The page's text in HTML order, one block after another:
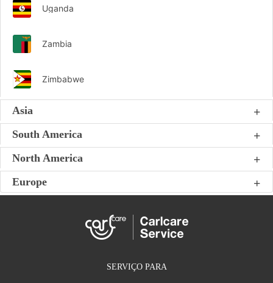
Uganda
Zambia
Zimbabwe
Asia
South America
North America
Europe
SERVIÇO PARA